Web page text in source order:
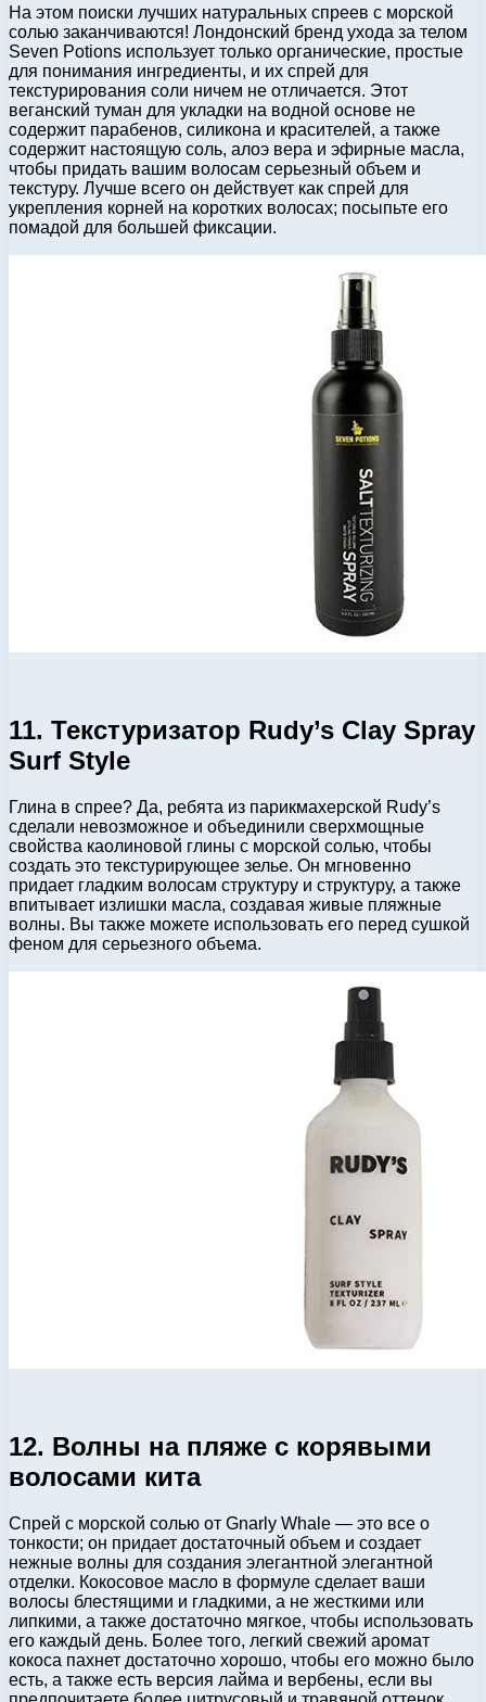
На этом поиски лучших натуральных спреев с морской
солью заканчиваются! Лондонский бренд ухода за телом
Seven Potions использует только органические, простые
для понимания ингредиенты, и их спрей для
текстурирования соли ничем не отличается. Этот
веганский туман для укладки на водной основе не
содержит парабенов, силикона и красителей, а также
содержит настоящую соль, алоэ вера и эфирные масла,
чтобы придать вашим волосам серьезный объем и
текстуру. Лучше всего он действует как спрей для
укрепления корней на коротких волосах; посыпьте его
помадой для большей фиксации.
11. Текстуризатор Rudy’s Clay Spray
Surf Style
Глина в спрее? Да, ребята из парикмахерской Rudy’s
сделали невозможное и объединили сверхмощные
свойства каолиновой глины с морской солью, чтобы
создать это текстурирующее зелье. Он мгновенно
придает гладким волосам структуру и структуру, а также
впитывает излишки масла, создавая живые пляжные
волны. Вы также можете использовать его перед сушкой
феном для серьезного объема.
12. Волны на пляже с корявыми
волосами кита
Спрей с морской солью от Gnarly Whale — это все о
тонкости; он придает достаточный объем и создает
нежные волны для создания элегантной элегантной
отделки. Кокосовое масло в формуле сделает ваши
волосы блестящими и гладкими, а не жесткими или
липкими, а также достаточно мягкое, чтобы использовать
его каждый день. Более того, легкий свежий аромат
кокоса пахнет достаточно хорошо, чтобы его можно было
есть, а также есть версия лайма и вербены, если вы